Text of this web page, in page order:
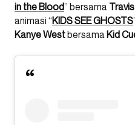
in the Blood” bersama
animasi “KIDS SEE GHOSTS
KanyeWestbersama Kid